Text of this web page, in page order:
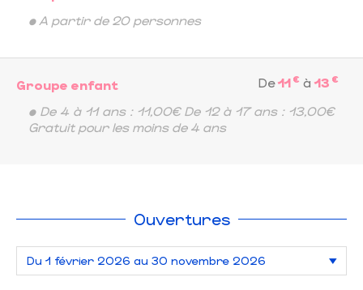
• A partir de 20 personnes
Groupe enfant De11 € à 13 €
• De 4 à 11 ans : 11,00€ De 12 à 17 ans : 13,00€
Gratuit pour les moins de 4 ans
Ouvertures